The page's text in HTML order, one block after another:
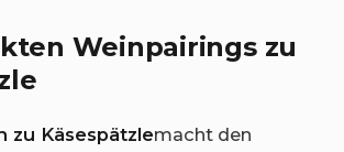
Weinpairings zu
zu Käsespätzlemacht den